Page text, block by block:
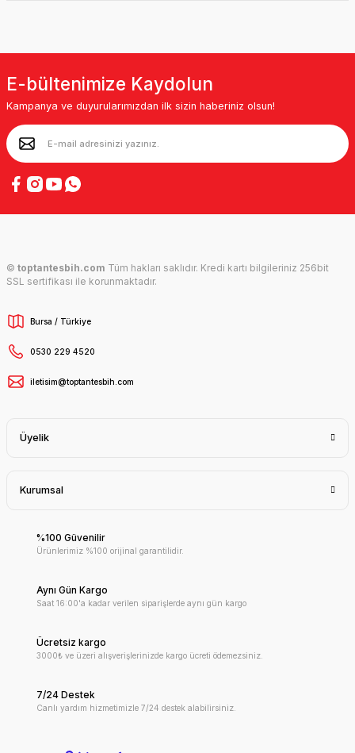
E-bültenimize Kaydolun
Kampanya ve duyurularımızdan ilk sizin haberiniz olsun!
© toptantesbih.com Tüm hakları saklıdır. Kredi kartı bilgileriniz 256bit
SSL sertifikası ile korunmaktadır.
Bursa / Türkiye
0530 229 4520
iletisim@toptantesbih.com
Üyelik
Kurumsal
%100 Güvenilir
Ürünlerimiz %100 orijinal garantilidir.
Aynı Gün Kargo
Saat 16:00'a kadar verilen siparişlerde aynı gün kargo
Ücretsiz kargo
3000₺ ve üzeri alışverişlerinizde kargo ücreti ödemezsiniz.
7/24 Destek
Canlı yardım hizmetimizle 7/24 destek alabilirsiniz.